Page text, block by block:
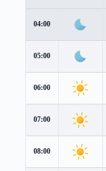
04:00
05:00
06:00
07:00
08:00